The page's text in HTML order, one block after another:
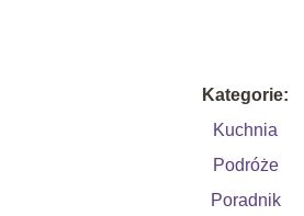
Kategorie:
Kuchnia
Podróże
Poradnik